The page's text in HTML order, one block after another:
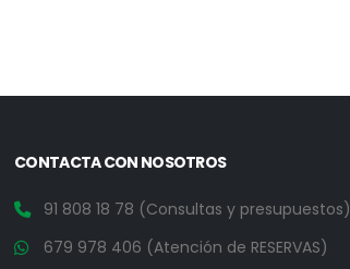
CONTACTA CON NOSOTROS
91 808 18 78 (Consultas y presupuestos)
679 978 406 (Atención de RESERVAS)